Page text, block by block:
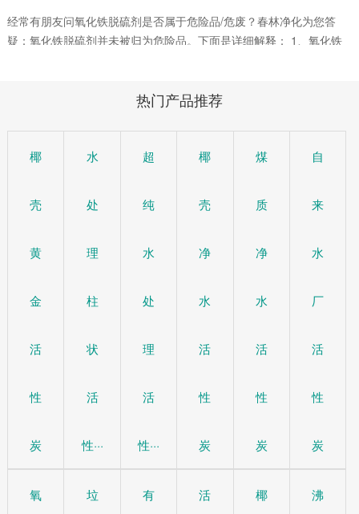
经常有朋友问氧化铁脱硫剂是否属于危险品/危废？春林净化为您答
疑：氧化铁脱硫剂并未被归为危险品。下面是详细解释： 1、氧化铁
含硫化合物化学吸附到脱硫催化剂小孔中，改变其化学组成从而净化
热门产品推荐
椰
壳
黄
金
活
性
炭
水
处
理
柱
状
活
性···
超
纯
水
处
理
活
性···
椰
壳
净
水
活
性
炭
煤
质
净
水
活
性
炭
自
来
水
厂
活
性
炭
氧 垃 有 活 椰 沸